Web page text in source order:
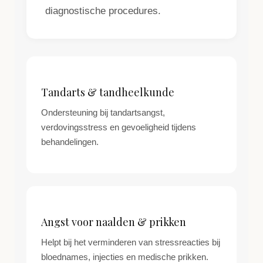
diagnostische procedures.
Tandarts & tandheelkunde
Ondersteuning bij tandartsangst,
verdovingsstress en gevoeligheid tijdens
behandelingen.
Angst voor naalden & prikken
Helpt bij het verminderen van stressreacties bij
bloednames, injecties en medische prikken.